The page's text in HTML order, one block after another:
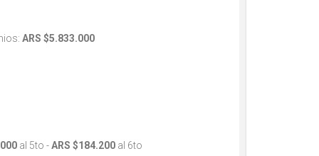
ARS $5.833.000
al 5to -ARS $184.200 al 6to